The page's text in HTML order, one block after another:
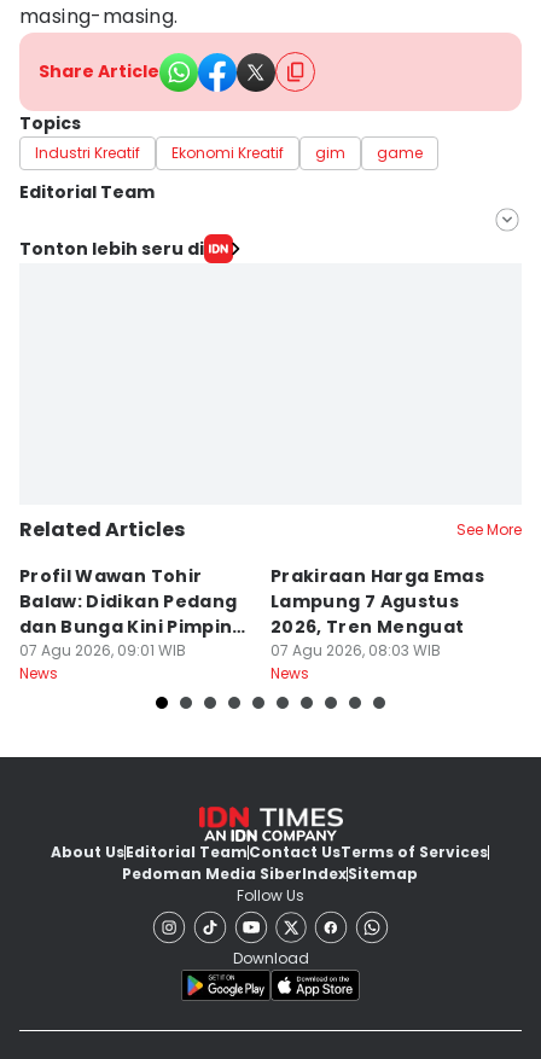
masing-masing.
Share Article
Topics
Industri Kreatif Ekonomi Kreatif gim game
Editorial Team
Editor
Tonton lebih seru di
Related Articles See More
Profil Wawan Tohir
Balaw: Didikan Pedang
dan Bunga Kini Pimpin
PRI Lampung
07 Agu 2026, 09:01 WIB
News
Prakiraan Harga Emas
Lampung 7 Agustus
2026, Tren Menguat
07 Agu 2026, 08:03 WIB
News
About UsEditorial TeamContact UsTerms of Services
Pedoman Media SiberIndexSitemap
Follow Us
Download